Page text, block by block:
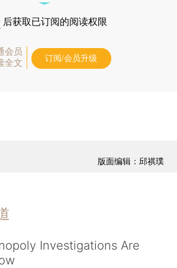
后获取已订阅的阅读权限
会员
全文
订阅/会员升级
版面编辑：邱祺璞
Investigations Are